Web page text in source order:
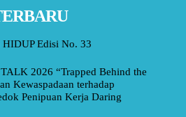
HIDUP Edisi No. 33
2026 “Trapped Behind the
Kewaspadaan terhadap
Penipuan Kerja Daring